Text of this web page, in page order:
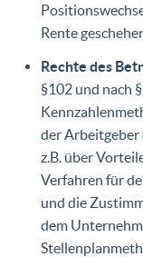
Rente
Rechte des
§102 und nach
der
z.B. über
Verfahren für
und die
dem